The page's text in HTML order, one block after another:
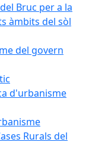
Bruc per a la
àmbits del sòl
del govern
d'urbanisme
Rurals del